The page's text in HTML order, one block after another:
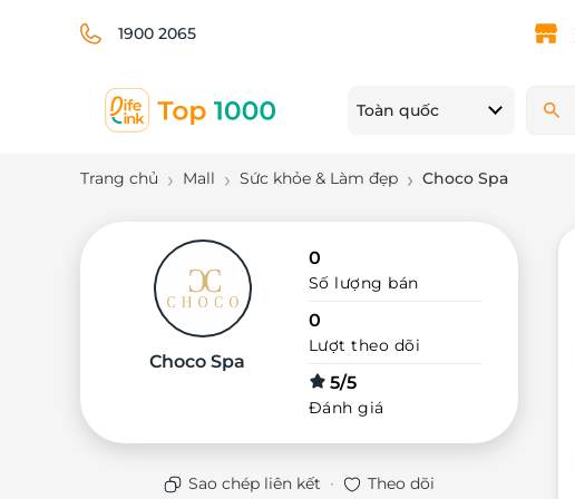
1900 2065
Toàn quốc
Trang chủ Mall Sức khỏe & Làm đẹp Choco Spa
Choco Spa
0
Số lượng bán
0
Lượt theo dõi
5/5
Đánh giá
Sao chép liên kết · Theo dõi